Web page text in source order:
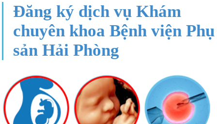
Đăng ký dịch vụ Khám
chuyên khoa Bệnh viện Phụ
sản Hải Phòng